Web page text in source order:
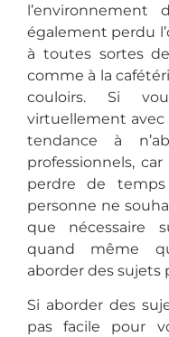
l’environnement
également perdu
à toutes sortes
comme à la
couloirs. Si
virtuellement avec
tendance à
professionnels,
perdre de
personne ne
que nécessaire
quand même
aborder des sujets
Si aborder des
pas facile pour